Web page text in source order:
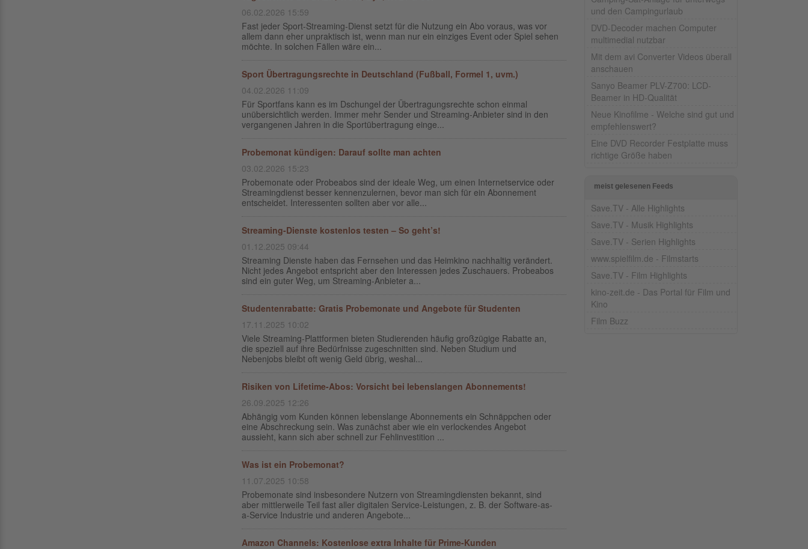
06.02.2026 15:59
Fast jeder Sport-Streaming-Dienst setzt für die Nutzung ein Abo voraus, was vor
allem dann eher unpraktisch ist, wenn man nur ein einziges Event oder Spiel sehen
möchte. In solchen Fällen wäre ein...
Sport Übertragungsrechte in Deutschland (Fußball, Formel 1, uvm.)
04.02.2026 11:09
Für Sportfans kann es im Dschungel der Übertragungsrechte schon einmal
unübersichtlich werden. Immer mehr Sender und Streaming-Anbieter sind in den
vergangenen Jahren in die Sportübertragung einge...
Probemonat kündigen: Darauf sollte man achten
03.02.2026 15:23
Probemonate oder Probeabos sind der ideale Weg, um einen Internetservice oder
Streamingdienst besser kennenzulernen, bevor man sich für ein Abonnement
entscheidet. Interessenten sollten aber vor alle...
Streaming-Dienste kostenlos testen – So geht’s!
01.12.2025 09:44
Streaming Dienste haben das Fernsehen und das Heimkino nachhaltig verändert.
Nicht jedes Angebot entspricht aber den Interessen jedes Zuschauers. Probeabos
sind ein guter Weg, um Streaming-Anbieter a...
Studentenrabatte: Gratis Probemonate und Angebote für Studenten
17.11.2025 10:02
Viele Streaming-Plattformen bieten Studierenden häufig großzügige Rabatte an,
die speziell auf ihre Bedürfnisse zugeschnitten sind. Neben Studium und
Nebenjobs bleibt oft wenig Geld übrig, weshal...
Risiken von Lifetime-Abos: Vorsicht bei lebenslangen Abonnements!
26.09.2025 12:26
Abhängig vom Kunden können lebenslange Abonnements ein Schnäppchen oder
eine Abschreckung sein. Was zunächst aber wie ein verlockendes Angebot
aussieht, kann sich aber schnell zur Fehlinvestition ...
Was ist ein Probemonat?
11.07.2025 10:58
Probemonate sind insbesondere Nutzern von Streamingdiensten bekannt, sind
aber mittlerweile Teil fast aller digitalen Service-Leistungen, z. B. der Software-as-
a-Service Industrie und anderen Angebote...
Amazon Channels: Kostenlose extra Inhalte für Prime-Kunden
und den Campingurlaub
DVD-Decoder machen Computer
multimedial nutzbar
Mit dem avi Converter Videos überall
anschauen
Sanyo Beamer PLV-Z700: LCD-
Beamer in HD-Qualität
Neue Kinofilme - Welche sind gut und
empfehlenswert?
Eine DVD Recorder Festplatte muss
richtige Größe haben
meist gelesenen Feeds
Save.TV - Alle Highlights
Save.TV - Musik Highlights
Save.TV - Serien Highlights
www.spielfilm.de - Filmstarts
Save.TV - Film Highlights
kino-zeit.de - Das Portal für Film und
Kino
Film Buzz